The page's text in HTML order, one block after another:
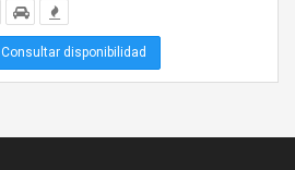
Consultar disponibilidad